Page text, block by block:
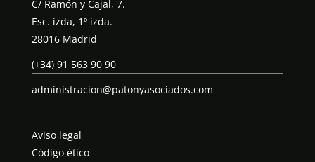
C/ Ramón y Cajal, 7.
Esc. izda, 1º izda.
28016 Madrid
(+34) 91 563 90 90
administracion@patonyasociados.com
Aviso legal
Código ético